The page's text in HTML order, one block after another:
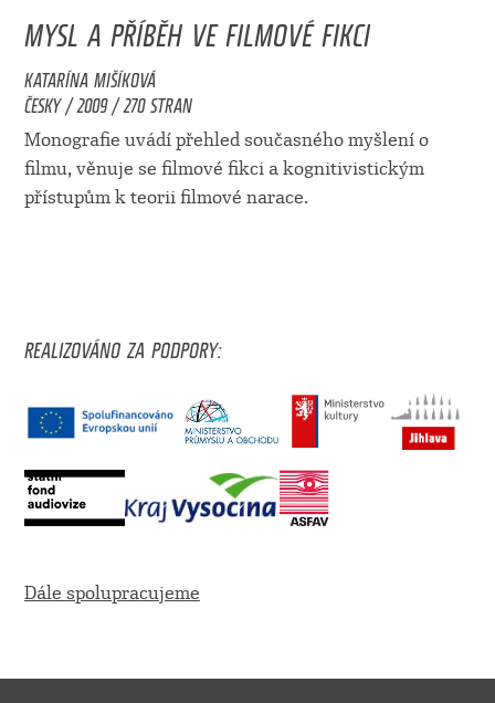
MYSL A PŘÍBĚH VE FILMOVÉ FIKCI
KATARÍNA MIŠÍKOVÁ
ČESKY / 2009 / 270 STRAN
Monografie uvádí přehled současného myšlení o
filmu, věnuje se filmové fikci a kognitivistickým
přístupům k teorii filmové narace.
REALIZOVÁNO ZA PODPORY:
Dále spolupracujeme